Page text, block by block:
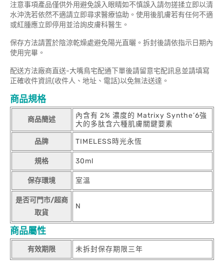
注意事項產品僅供外用避免誤入眼睛如不慎誤入請勿搓揉立即以清
水沖洗若依然不適請立即尋求醫療協助。使用後肌膚若有任何不適
或紅腫應立即停用並洽詢皮膚科醫生。
保存方法請置於陰涼乾燥處避免陽光直曬。拆封後請依指示日期內
使用完畢。
配送方法廠商直送-大嘴鳥宅配通下單後請留意宅配訊息並請填寫
正確收件資訊(收件人、地址、電話)以免無法送達。
商品規格
商品簡述
內含有 2% 濃度的 Matrixy Synthe’6強
大的多肽含六種肌膚關鍵要素
品牌 TIMELESS時光永恆
規格 30ml
保存環境 室溫
是否可門市/超商
取貨
N
商品屬性
有效期限 未拆封保存期限三年